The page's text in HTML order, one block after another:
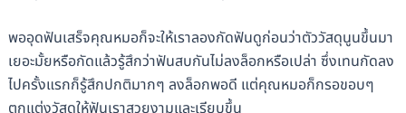
พออุดฟันเสร็จคุณหมอก็จะให้เราลองกัดฟันดูก่อนว่าตัววัสดุนูนขึ้นมา
เยอะมั้ยหรือกัดแล้วรู้สึกว่าฟันสบกันไม่ลงล็อกหรือเปล่า ซึ่งเทนกัดลง
ไปครั้งแรกก็รู้สึกปกติมากๆ ลงล็อกพอดี แต่คุณหมอก็กรอขอบๆ
ตกแต่งวัสดุให้ฟันเราสวยงามและเรียบขึ้น